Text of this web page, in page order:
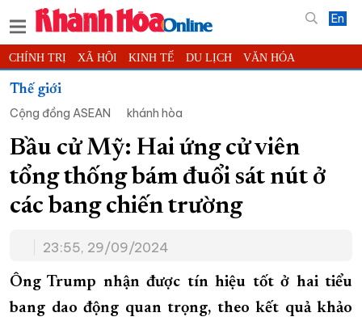
En
CHÍNH TRỊ XÃ HỘI KINH TẾ DU LỊCH VĂN HÓA
THỂ THAO
KHOA HỌC - CÔNG NGHỆ PHÁP LUẬT
THẾ GIỚI MULTIMEDIA VIDEO ĐỌC BÁO ONLINE
PODCAST THÔNG TIN - QUẢNG CÁO
QUY HOẠCH TỈNH KHÁNH HÒA
CHUNG TAY CẢI CÁCH HÀNH CHÍNH
XÂY DỰNG NÔNG THÔN MỚI LỊCH CẮT ĐIỆN
TÀU - XE - MÁY BAY
Thế giới
Cộng đồng ASEAN
khánh hòa
Bầu cử Mỹ: Hai ứng cử viên
tổng thống bám đuổi sát nút ở
các bang chiến trường
23:55, 29/09/2024
Ông Trump nhận được tín hiệu tốt ở hai tiểu
bang dao động quan trọng, theo kết quả khảo